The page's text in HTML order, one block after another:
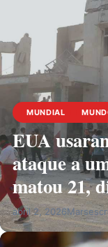
MUNDIAL
EUA
ataque a
matou 21,
abril 2, 2026